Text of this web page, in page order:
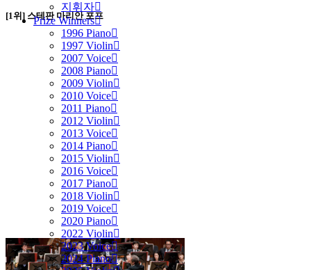
지휘자
Prize Winners
1996 Piano
1997 Violin
2007 Voice
2008 Piano
2009 Violin
2010 Voice
2011 Piano
2012 Violin
2013 Voice
2014 Piano
2015 Violin
2016 Voice
2017 Piano
2018 Violin
2019 Voice
2020 Piano
2022 Violin
2023 Voice
2024 Piano
[1위] 스테판 마리안 포프